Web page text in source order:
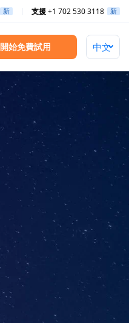
新 支援+1 702 530 3118 新
開始免費試用